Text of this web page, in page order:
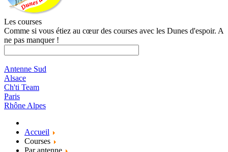
Les courses
Comme si vous étiez au cœur des courses avec les Dunes d'espoir. A
ne pas manquer !
Antenne Sud
Alsace
Ch'ti Team
Paris
Rhône Alpes
Accueil
Courses
Par antenne